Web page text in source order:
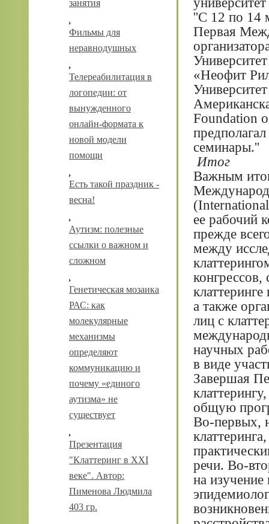
занятия
Фильмы для
неравнодушных
Телереабилитация в
логопедии: от
вынужденного
онлайн-формата к
новой модели
помощи
Есть такой праздник -
весна!
Аутизм: полезные
ссылки о важном и
сложном
Генетическая мозаика
РАС: как
молекулярные
механизмы
определяют
коммуникацию и
почему «единого
аутизма» не
существует
Презентация
"Клаттеринг в XXI
веке". Автор:
Пименова Людмила
403 гр.
''С 12 по 14
Первая
«Неофит
Foundation
семинары.''
Итог
Важным
ее рабочий
прежде
между
а также
лиц с
научных
в виде
Завершая
общую
Во-первых,
речи. Во-
на